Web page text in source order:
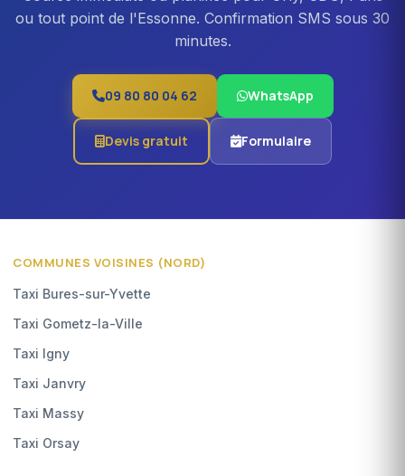
ou tout point de l'Essonne. Confirmation SMS sous 30
minutes.
09 80 80 04 62 WhatsApp
Devis gratuit Formulaire
COMMUNES VOISINES (NORD)
Taxi Bures-sur-Yvette
Taxi Gometz-la-Ville
Taxi Igny
Taxi Janvry
Taxi Massy
Taxi Orsay